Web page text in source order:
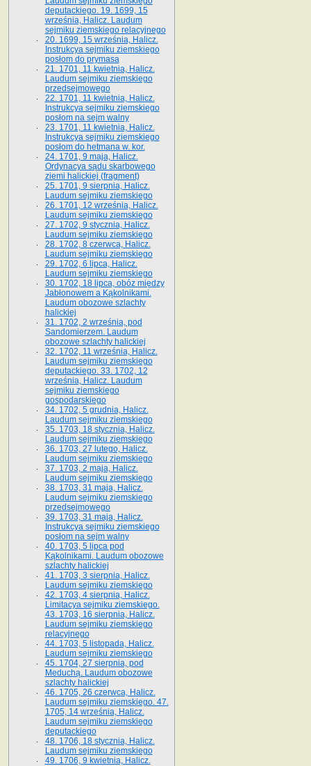
deputackiego. 19. 1699, 15
września, Halicz. Laudum
sejmiku ziemskiego relacyjnego
20. 1699, 15 września, Halicz.
Instrukcya sejmiku ziemskiego
posłom do prymasa
21. 1701, 11 kwietnia, Halicz.
Laudum sejmiku ziemskiego
przedsejmowego
22. 1701, 11 kwietnia, Halicz.
Instrukcya sejmiku ziemskiego
posłom na sejm walny
23. 1701, 11 kwietnia, Halicz.
Instrukcya sejmiku ziemskiego
posłom do hetmana w. kor.
24. 1701, 9 maja, Halicz.
Ordynacya sądu skarbowego
ziemi halickiej (fragment)
25. 1701, 9 sierpnia, Halicz.
Laudum sejmiku ziemskiego
26. 1701, 12 września, Halicz.
Laudum sejmiku ziemskiego
27. 1702, 9 stycznia, Halicz.
Laudum sejmiku ziemskiego
28. 1702, 8 czerwca, Halicz.
Laudum sejmiku ziemskiego
29. 1702, 6 lipca, Halicz.
Laudum sejmiku ziemskiego
30. 1702, 18 lipca, obóz między
Jabłonowem a Kąkolnikami.
Laudum obozowe szlachty
halickiej
31. 1702, 2 września, pod
Sandomierzem. Laudum
obozowe szlachty halickiej
32. 1702, 11 września, Halicz.
Laudum sejmiku ziemskiego
deputackiego. 33. 1702, 12
września, Halicz. Laudum
sejmiku ziemskiego
gospodarskiego
34. 1702, 5 grudnia, Halicz.
Laudum sejmiku ziemskiego
35. 1703, 18 stycznia, Halicz.
Laudum sejmiku ziemskiego
36. 1703, 27 lutego, Halicz.
Laudum sejmiku ziemskiego
37. 1703, 2 maja, Halicz.
Laudum sejmiku ziemskiego
38. 1703, 31 maja, Halicz.
Laudum sejmiku ziemskiego
przedsejmowego
39. 1703, 31 maja, Halicz.
Instrukcya sejmiku ziemskiego
posłom na sejm walny
40. 1703, 5 lipca pod
Kąkolnikami. Laudum obozowe
szlachty halickiej
41­. 1703, 3 sierpnia, Halicz.
Laudum sejmiku ziemskiego
42. 1703, 4 sierpnia, Halicz.
Limitacya sejmiku ziemskiego.
43. 1703, 16 sierpnia, Halicz.
Laudum sejmiku ziemskiego
relacyjnego
44. 1703, 5 listopada, Halicz.
Laudum sejmiku ziemskiego
45. 1704, 27 sierpnia, pod
Meduchą. Laudum obozowe
szlachty halickiej
46. 1705, 26 czerwca, Halicz.
Laudum sejmiku ziemskiego. 47.
1705, 14 września, Halicz.
Laudum sejmiku ziemskiego
deputackiego
48. 1706, 18 stycznia, Halicz.
Laudum sejmiku ziemskiego
49. 1706, 9 kwietnia, Halicz.